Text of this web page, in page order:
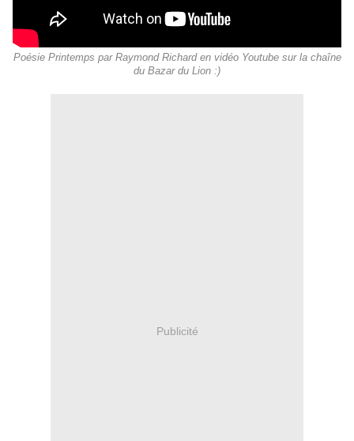
Poésie Printemps par Raymond Richard en vidéo Youtube sur la chaîne
du Bazar du Lion :)
Publicité